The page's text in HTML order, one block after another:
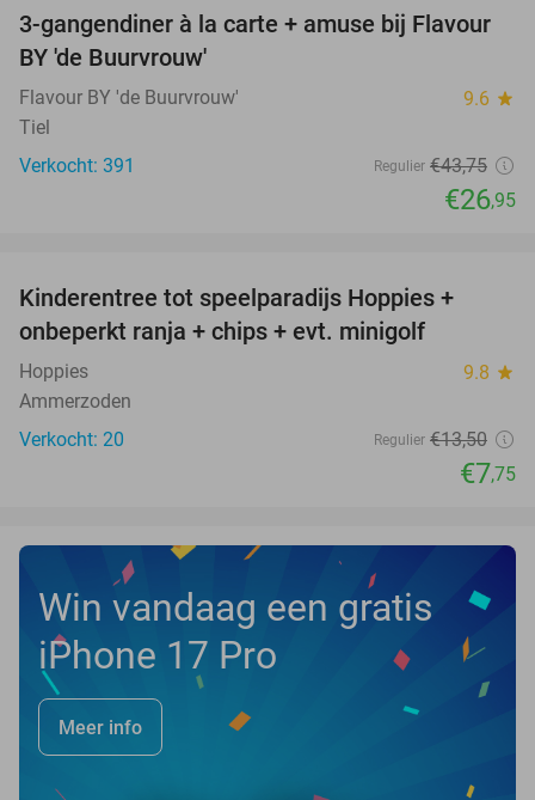
38%
3-gangendiner à la carte + amuse bij Flavour
BY 'de Buurvrouw'
Flavour BY 'de Buurvrouw' 9.6 star
Tiel
Verkocht: 391
Regulier €43,75
€26,95
TODAY
Kinderentree tot speelparadijs Hoppies +
onbeperkt ranja + chips + evt. minigolf
Hoppies 9.8 star
Ammerzoden
Verkocht: 20
Regulier €13,50
€7,75
Win vandaag een gratis
iPhone 17 Pro
Meer info